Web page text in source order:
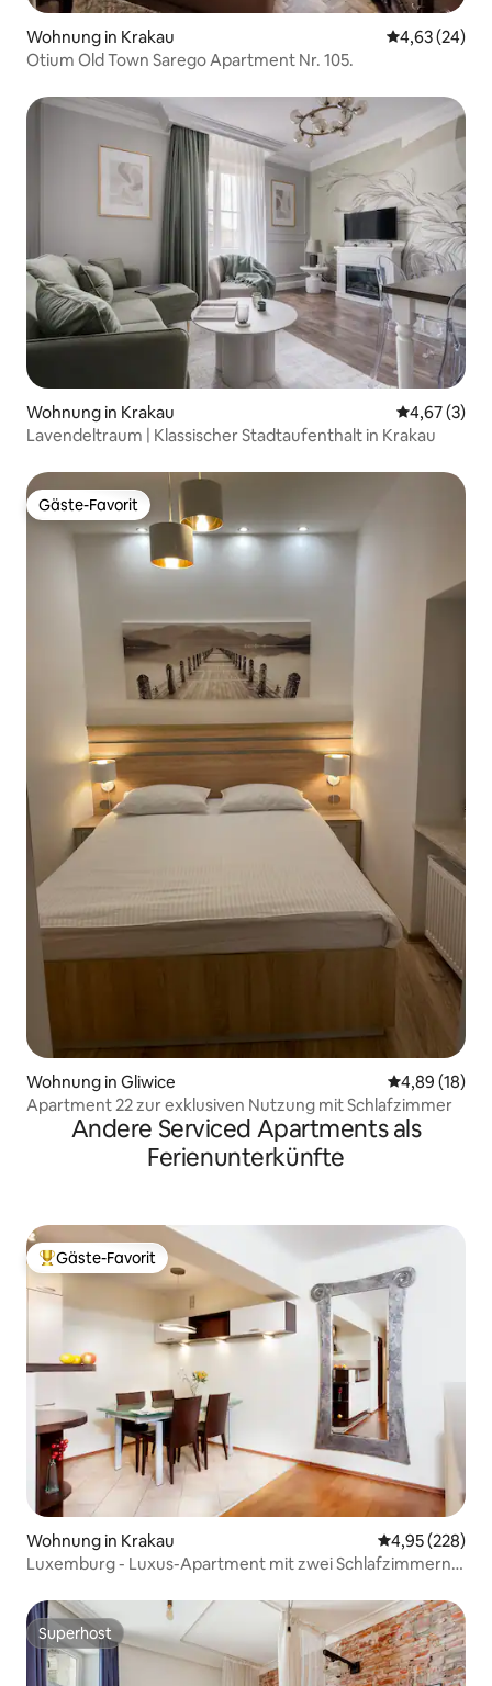
Wohnung in Krakau
4,63 (24)
Otium Old Town Sarego Apartment Nr. 105.
Wohnung in Krakau
4,67 (3)
Lavendeltraum | Klassischer Stadtaufenthalt in Krakau
Gäste-Favorit
Gäste-Favorit
Wohnung in Gliwice
4,89 (18)
Apartment 22 zur exklusiven Nutzung mit Schlafzimmer
Andere Serviced Apartments als
Ferienunterkünfte
Beliebter Gäste-Favorit.
Gäste-Favorit
Wohnung in Krakau
4,95 (228)
Luxemburg - Luxus-Apartment mit zwei Schlafzimmern
Superhost
Superhost